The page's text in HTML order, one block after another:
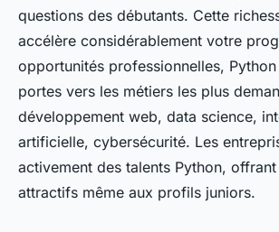
questions des débutants. Cette
accélère considérablement votre
opportunités professionnelles,
portes vers les métiers les plus
développement web, data science,
artificielle, cybersécurité. Les
activement des talents Python,
attractifs même aux profils juniors.